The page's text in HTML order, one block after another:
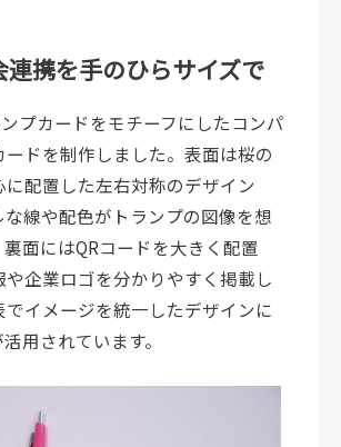
連携を手のひらサイズで
プカードをモチーフにしたコンパ
ードを制作しました。表面は桜の
に配置した左右対称のデザイン
な線や配色がトランプの図像を想
面にはQRコードを大きく配置
や企業ロゴを分かりやすく掲載し
でイメージを統一したデザインに
用されています。